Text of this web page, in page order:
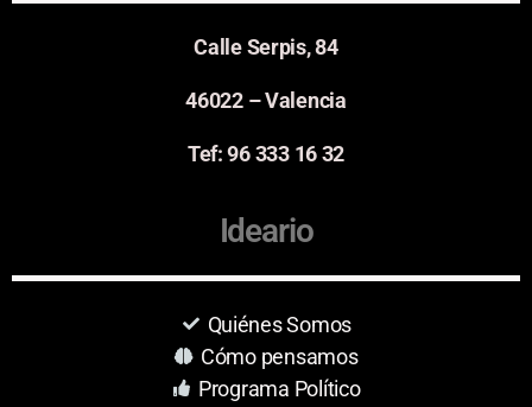
Calle Serpis, 84
46022 – Valencia
Tef: 96 333 16 32
Ideario
Quiénes Somos
Cómo pensamos
Programa Político